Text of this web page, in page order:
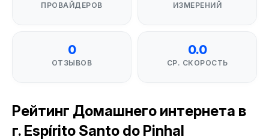
ПРОВАЙДЕРОВ ИЗМЕРЕНИЙ
0
ОТЗЫВОВ
0.0
СР. СКОРОСТЬ
Рейтинг Домашнего интернета в
г. Espírito Santo do Pinhal